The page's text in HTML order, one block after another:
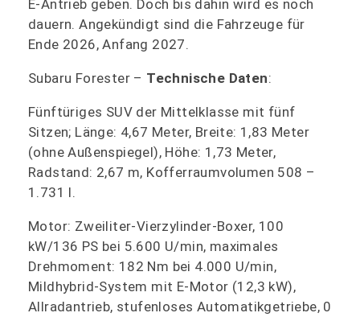
E-Antrieb geben. Doch bis dahin wird es noch
dauern. Angekündigt sind die Fahrzeuge für
Ende 2026, Anfang 2027.
Subaru Forester – Technische Daten:
Fünftüriges SUV der Mittelklasse mit fünf
Sitzen; Länge: 4,67 Meter, Breite: 1,83 Meter
(ohne Außenspiegel), Höhe: 1,73 Meter,
Radstand: 2,67 m, Kofferraumvolumen 508 –
1.731 l.
Motor: Zweiliter-Vierzylinder-Boxer, 100
kW/136 PS bei 5.600 U/min, maximales
Drehmoment: 182 Nm bei 4.000 U/min,
Mildhybrid-System mit E-Motor (12,3 kW),
Allradantrieb, stufenloses Automatikgetriebe, 0